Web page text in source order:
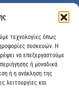
τεχνολογίες όπως
συσκευών. Η
να επεξεργαστούμε
ή μοναδικά
ή η ανάκληση της
λειτουργίες και